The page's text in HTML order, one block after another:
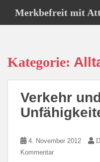
Merkbefreit mit
Kategorie:
Verkehr
4. November 2012
Kommentar